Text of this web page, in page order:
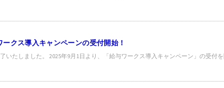
クス導入キャンペーンの受付開始！
いたしました。 2025年9月1日より、「給与ワークス導入キャンペーン」の受